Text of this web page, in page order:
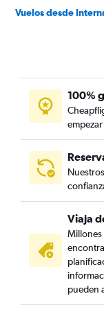
Vuelos desde
100%
Viaja
Millones
pueden